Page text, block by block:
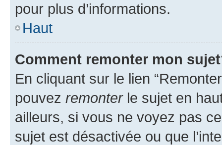
pour plus d’informations.
Haut
Comment remonter mon
En cliquant sur le lien
pouvez remonterle sujet en
ailleurs, si vous ne voyez pas
sujet est désactivée ou que